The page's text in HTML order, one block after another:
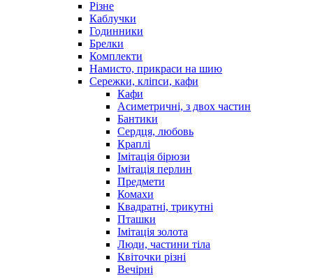
Різне
Каблучки
Годинники
Брелки
Комплекти
Намисто, прикраси на шию
Сережки, кліпси, кафи
Кафи
Асиметричні, з двох частин
Бантики
Сердця, любовь
Краплі
Імітація бірюзи
Імітація перлин
Предмети
Комахи
Квадратні, трикутні
Пташки
Імітація золота
Люди, частини тіла
Квіточки різні
Вечірні